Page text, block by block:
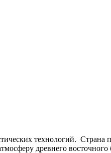
технологий.
древнего